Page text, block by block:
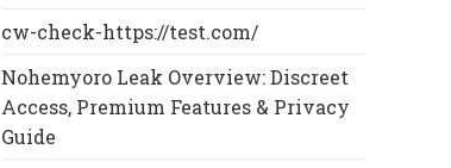
cw-check-https://test.com/
Nohemyoro Leak Overview: Discreet
Access, Premium Features & Privacy
Guide